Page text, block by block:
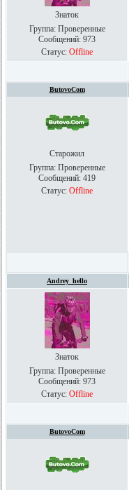
Знаток
Группа: Проверенные
Сообщений: 973
Статус: Offline
ButovoCom
Старожил
Группа: Проверенные
Сообщений: 419
Статус: Offline
Andrey_hello
Знаток
Группа: Проверенные
Сообщений: 973
Статус: Offline
ButovoCom